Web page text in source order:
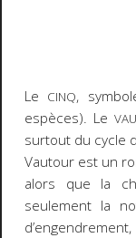
Le CINQ,
espèces). Le
surtout du cycle
Vautourest un
alors que la
seulement la
d’engendrement